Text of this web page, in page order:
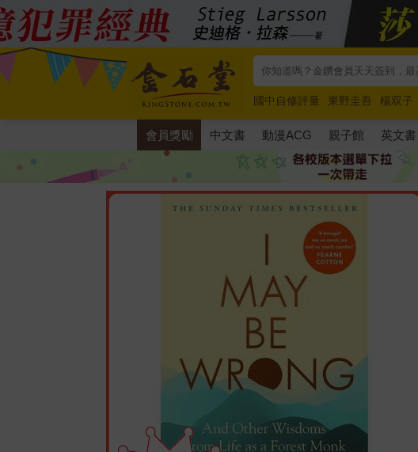
國中自修評量 東野圭吾 楊双子
唯紅花綻放
奧德賽 路邊攤新作
會員獎勵 中文書 動漫ACG 親子館 英文書